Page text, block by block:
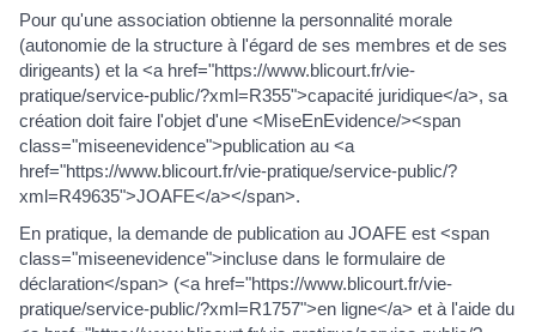
Pour qu'une association obtienne la personnalité morale
(autonomie de la structure à l'égard de ses membres et de ses
dirigeants) et la <a href="https://www.blicourt.fr/vie-
pratique/service-public/?xml=R355">capacité juridique</a>, sa
création doit faire l'objet d'une <MiseEnEvidence/><span
class="miseenevidence">publication au <a
href="https://www.blicourt.fr/vie-pratique/service-public/?
xml=R49635">JOAFE</a></span>.
En pratique, la demande de publication au JOAFE est <span
class="miseenevidence">incluse dans le formulaire de
déclaration</span> (<a href="https://www.blicourt.fr/vie-
pratique/service-public/?xml=R1757">en ligne</a> et à l'aide du